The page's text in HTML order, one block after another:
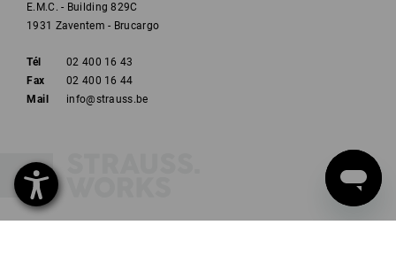
E.M.C. - Building 829C
1931 Zaventem - Brucargo
Tél
02 400 16 43
Fax
02 400 16 44
Mail
info@strauss.be